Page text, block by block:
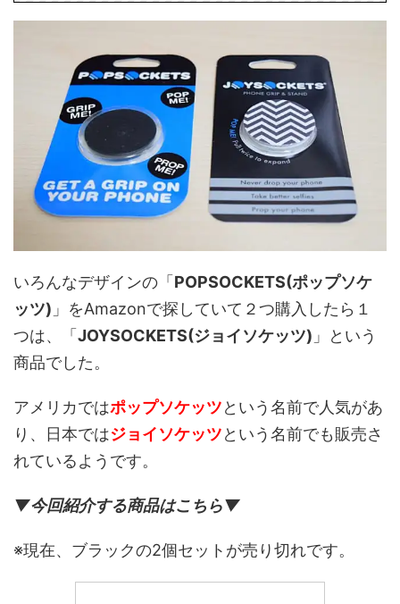
いろんなデザインの「 POPSOCKETS(ポップソケ
ッツ) 」をAmazonで探していて２つ購入したら１
つは、「 JOYSOCKETS(ジョイソケッツ) 」という
商品でした。
アメリカではポップソケッツという名前で人気があ
り、日本ではジョイソケッツという名前でも販売さ
れているようです。
▼今回紹介する商品はこちら▼
※現在、ブラックの2個セットが売り切れです。